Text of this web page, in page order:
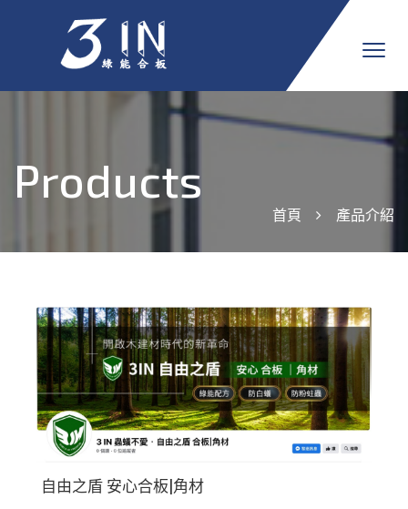
Products
首頁 產品介紹
自由之盾 安心合板|角材